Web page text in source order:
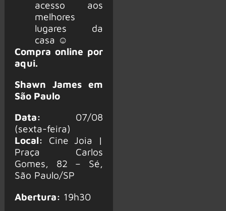
acesso aos
melhores
lugares da
casa ☺
Compra online por
aqui.
Shawn James em
São Paulo
Data: 07/08
(sexta-feira)
Local: Cine Joia |
Praça Carlos
Gomes, 82 – Sé,
São Paulo/SP
Abertura: 19h30